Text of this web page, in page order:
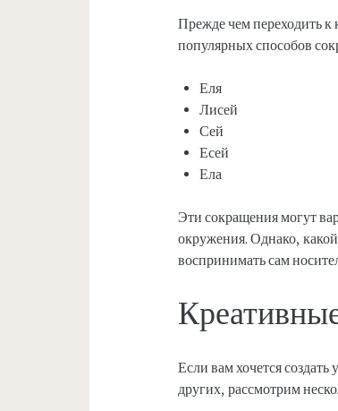
Прежде чем переходить к
популярных способов
Еля
Лисей
Сей
Есей
Ела
Эти сокращения могут
окружения. Однако,
воспринимать сам
Если вам хочется
других, рассмотрим